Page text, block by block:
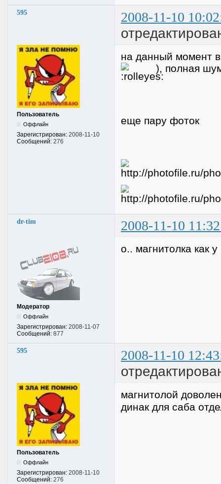
595 2008-11-10
Пользователь
Оффлайн
Зарегистрирован: 2008-11-10
Сообщений: 276
на данный момент
), полная
еще пару фоток
dr-tim 2008-11-10
Модератор
Оффлайн
Зарегистрирован: 2008-11-07
Сообщений: 877
о.. магнитолка как
595 2008-11-10
Пользователь
Оффлайн
Зарегистрирован: 2008-11-10
Сообщений: 276
магнитолой
динак для саба